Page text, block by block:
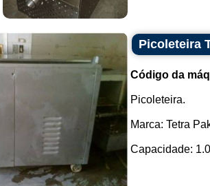
Picoleteira
Código da
Picoleteira.
Marca: Tetra
Capacidade: